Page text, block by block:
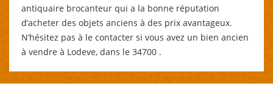
antiquaire brocanteur qui a la bonne réputation
d’acheter des objets anciens à des prix avantageux.
N’hésitez pas à le contacter si vous avez un bien ancien
à vendre à Lodeve, dans le 34700 .